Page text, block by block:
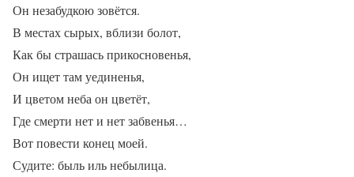
Он незабудкою зовётся.
В местах сырых, вблизи болот,
Как бы страшась прикосновенья,
Он ищет там уединенья,
И цветом неба он цветёт,
Где смерти нет и нет забвенья…
Вот повести конец моей.
Судите: быль иль небылица.